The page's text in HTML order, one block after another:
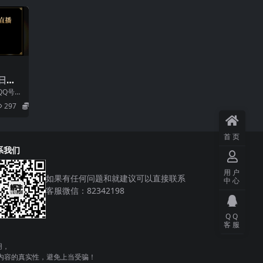
1
整
号估
297
我们
如果有任何问题和就建议可以直接联系
客服微信：82342198
的真实性，避免上当受骗！
首页
用户
中心
QQ
客服